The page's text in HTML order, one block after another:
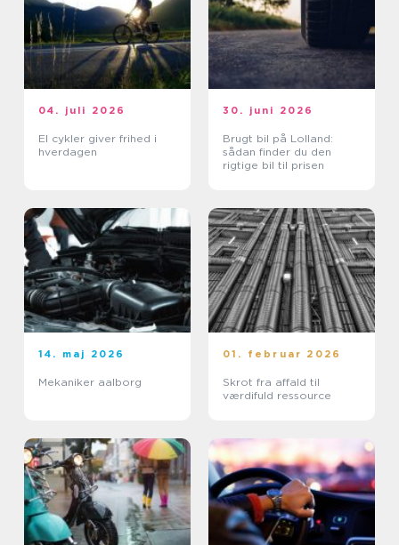
04. juli 2026
El cykler giver frihed i
hverdagen
30. juni 2026
Brugt bil på Lolland:
sådan finder du den
rigtige bil til prisen
14. maj 2026
Mekaniker aalborg
01. februar 2026
Skrot fra affald til
værdifuld ressource